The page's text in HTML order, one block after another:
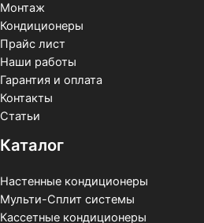
Монтаж
Кондиционеры
Прайс лист
Наши работы
Гарантия и оплата
Контакты
Статьи
Каталог
Настенные кондиционеры
Мульти-Сплит системы
Кассетные кондиционеры